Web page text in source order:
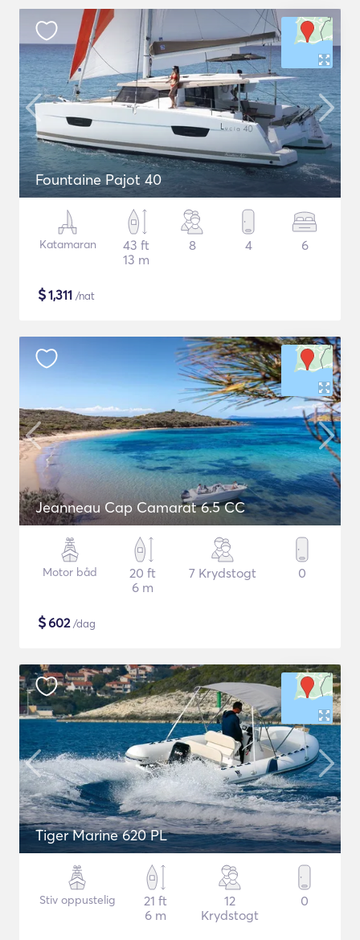
Fountaine Pajot 40
Katamaran
43 ft
13 m
8 4 6
$1,311 /nat
Jeanneau Cap Camarat 6.5 CC
Motor båd
20 ft
6 m
7 Krydstogt 0
$602/dag
Tiger Marine 620 PL
Stiv oppustelig
21 ft
6 m
12
Krydstogt
0